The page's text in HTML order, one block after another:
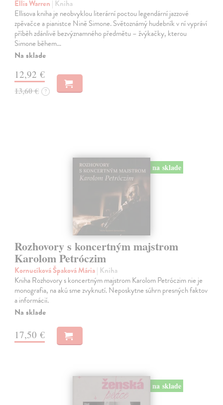
Ellis Warren | Kniha
Ellisova kniha je neobvyklou literární poctou legendární jazzové
zpěvačce a pianistce Nině Simone. Světoznámý hudebník v ní vypráví
příběh zdánlivě bezvýznamného předmětu – žvýkačky, kterou
Simone během…
Na sklade
12,92 €
13,60 € ?
na sklade
Rozhovory s koncertným majstrom
Karolom Petróczim
Kornucíková Špaková Mária| Kniha
Kniha Rozhovory s koncertným majstrom Karolom Petróczim nie je
monografia, na akú sme zvyknutí. Neposkytne súhrn presných faktov
a informácií.
Na sklade
17,50 €
na sklade